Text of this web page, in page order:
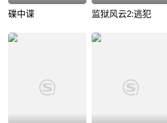
碟中谍 监狱风云2:逃犯